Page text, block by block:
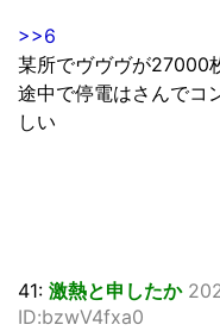
>>6
某所でヴヴヴが27000
途中で停電はさんでコ
しい
41: 激熱と申したか
ID:bzwV4fxa0